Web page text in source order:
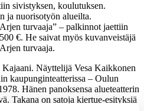
sivistyksen, koulutuksen.
ja nuorisotyön alueilta.
turvaaja” – palkinnot jaettiin
€. He saivat myös kuvanveistäjä
turvaaja.
Kajaani. Näyttelijä Vesa Kaikkonen
kaupunginteatterissa – Oulun
Hänen panoksensa alueteatterin
Takana on satoja kiertue-esityksiä